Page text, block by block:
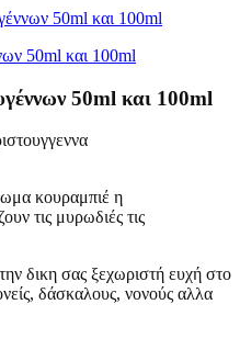
50ml και 100ml
50ml και 100ml
κουραμπιέ η
τις μυρωδιές τις
δικη σας ξεχωριστή ευχή στο
δάσκαλους, νονούς αλλα